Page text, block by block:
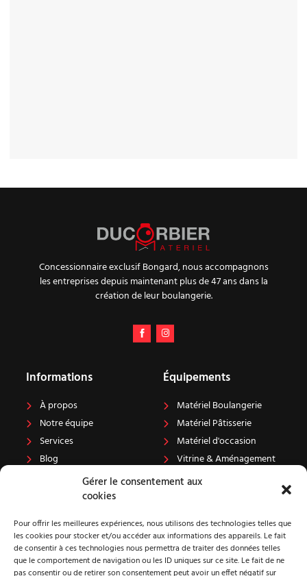
Gérer le consentement aux
cookies
Pour offrir les meilleures expériences, nous utilisons des technologies telles que
les cookies pour stocker et/ou accéder aux informations des appareils. Le fait
de consentir à ces technologies nous permettra de traiter des données telles
que le comportement de navigation ou les ID uniques sur ce site. Le fait de ne
pas consentir ou de retirer son consentement peut avoir un effet négatif sur
Concessionnaire exclusif Bongard, nous accompagnons
les entreprises depuis maintenant plus de 47 ans dans la
création de leur boulangerie.
Informations
À propos
Notre équipe
Services
Blog
Équipements
Matériel Boulangerie
Matériel Pâtisserie
Matériel d'occasion
Vitrine & Aménagement
Projets
Contact
100 Rue Dulcie September
76410 CLEON